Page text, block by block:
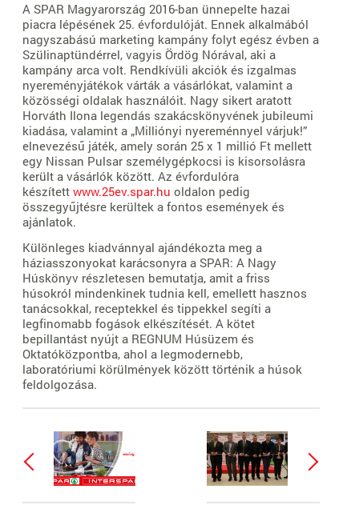
A SPAR Magyarország 2016-ban ünnepelte hazai
piacra lépésének 25. évfordulóját. Ennek alkalmából
nagyszabású marketing kampány folyt egész évben a
Szülinaptündérrel, vagyis Ördög Nórával, aki a
kampány arca volt. Rendkívüli akciók és izgalmas
nyereményjátékok várták a vásárlókat, valamint a
közösségi oldalak használóit. Nagy sikert aratott
Horváth Ilona legendás szakácskönyvének jubileumi
kiadása, valamint a „Milliónyi nyereménnyel várjuk!”
elnevezésű játék, amely során 25 x 1 millió Ft mellett
egy Nissan Pulsar személygépkocsi is kisorsolásra
került a vásárlók között. Az évfordulóra
készített www.25ev.spar.hu oldalon pedig
összegyűjtésre kerültek a fontos események és
ajánlatok.
Különleges kiadvánnyal ajándékozta meg a
háziasszonyokat karácsonyra a SPAR: A Nagy
Húskönyv részletesen bemutatja, amit a friss
húsokról mindenkinek tudnia kell, emellett hasznos
tanácsokkal, receptekkel és tippekkel segíti a
legfinomabb fogások elkészítését. A kötet
bepillantást nyújt a REGNUM Húsüzem és
Oktatóközpontba, ahol a legmodernebb,
laboratóriumi körülmények között történik a húsok
feldolgozása.